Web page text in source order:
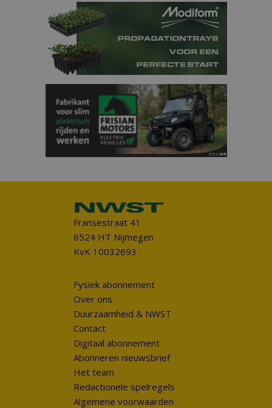
Fransestraat 41
6524 HT Nijmegen
KvK 10032693
Fysiek abonnement
Over ons
Duurzaamheid & NWST
Contact
Digitaal abonnement
Abonneren nieuwsbrief
Het team
Redactionele spelregels
Algemene voorwaarden